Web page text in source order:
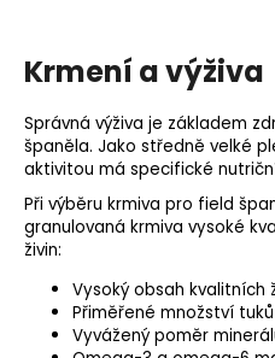
Krmení a výživa
Správná výživa je základem
španěla. Jako středně velké
aktivitou má specifické
Při výběru krmiva pro field
granulovaná krmiva vysoké
živin:
Vysoký obsah kvalitních
Přiměřené množství tuků
Vyvážený poměr